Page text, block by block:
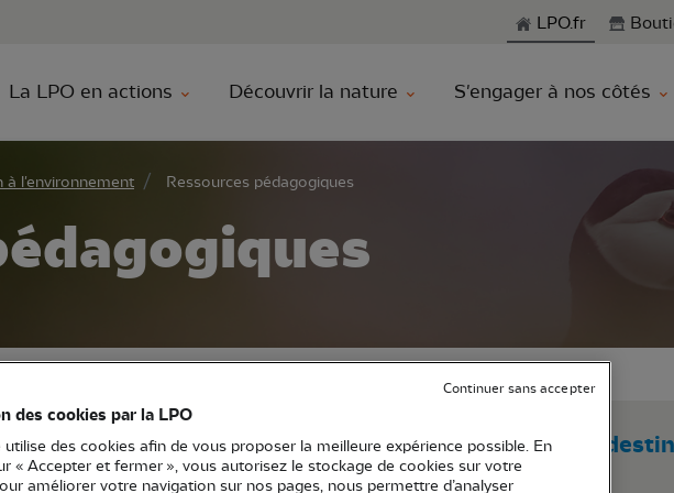
Aller à la rechercheLPO.fr
La LPO en actions Découvrir la nature S'engager à nos côtés
à l'environnement Ressources pédagogiques
outils pédagogiques sur le thème de la biodiversité
sensibiliser tout type de public.
des cookies par la LPO
utilise des cookies afin de vous proposer la meilleure expérience possible. En
« Accepter et fermer », vous autorisez le stockage de cookies sur votre
améliorer votre navigation sur nos pages, nous permettre d’analyser
Continuer sans accepter